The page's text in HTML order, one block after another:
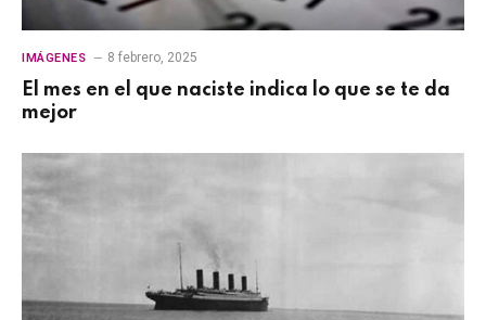
IMÁGENES 8 febrero, 2025
El mes en el que naciste indica lo que se te da
mejor